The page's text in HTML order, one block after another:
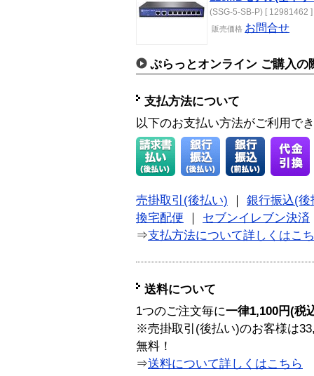
(SSG-5-SB-P) [ 12981462 ]
販売価格 お問合せ
ぷらっとオンライン ご購入の
支払方法について
以下のお支払い方法がご利用で
売掛取引(後払い)
銀行振込(後
換宅配便
セブンイレブン決済
⇒支払方法について詳しくはこ
送料について
1つのご注文毎に一律1,100円(税
※売掛取引(後払い)のお客様は
無料！
⇒送料について詳しくはこちら